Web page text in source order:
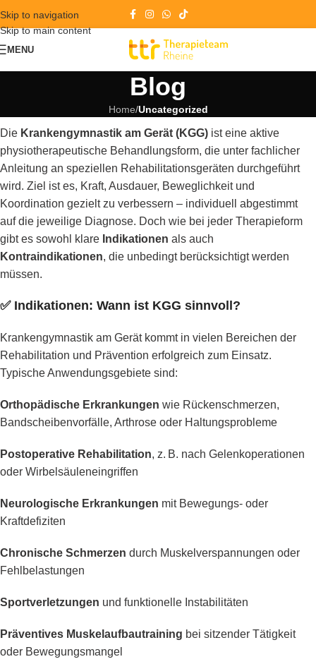
Skip to navigation
Skip to main content
MENU
Blog
Home/Uncategorized
Die Krankengymnastik am Gerät (KGG) ist eine aktive
physiotherapeutische Behandlungsform, die unter fachlicher
Anleitung an speziellen Rehabilitationsgeräten durchgeführt
wird. Ziel ist es, Kraft, Ausdauer, Beweglichkeit und
Koordination gezielt zu verbessern – individuell abgestimmt
auf die jeweilige Diagnose. Doch wie bei jeder Therapieform
gibt es sowohl klare Indikationen als auch
Kontraindikationen, die unbedingt berücksichtigt werden
müssen.
✅ Indikationen: Wann ist KGG sinnvoll?
Krankengymnastik am Gerät kommt in vielen Bereichen der
Rehabilitation und Prävention erfolgreich zum Einsatz.
Typische Anwendungsgebiete sind:
Orthopädische Erkrankungen wie Rückenschmerzen,
Bandscheibenvorfälle, Arthrose oder Haltungsprobleme
Postoperative Rehabilitation, z. B. nach Gelenkoperationen
oder Wirbelsäuleneingriffen
Neurologische Erkrankungen mit Bewegungs- oder
Kraftdefiziten
Chronische Schmerzen durch Muskelverspannungen oder
Fehlbelastungen
Sportverletzungen und funktionelle Instabilitäten
Präventives Muskelaufbautraining bei sitzender Tätigkeit
oder Bewegungsmangel